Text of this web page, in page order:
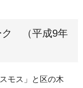
ク （平成9年
モス」と区の木